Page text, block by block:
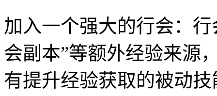
加入一个强大的行会：
会副本”等额外经验来源
有提升经验获取的被动